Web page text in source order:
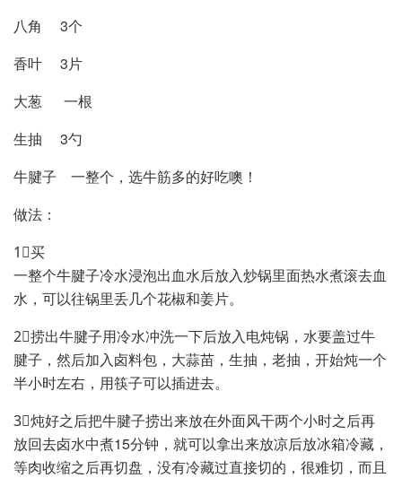
八角 3个
香叶 3片
大葱 一根
生抽 3勺
牛腱子 一整个，选牛筋多的好吃噢！
做法：
1⃣️买
一整个牛腱子冷水浸泡出血水后放入炒锅里面热水煮滚去血
水，可以往锅里丢几个花椒和姜片。
2⃣️捞出牛腱子用冷水冲洗一下后放入电炖锅，水要盖过牛
腱子，然后加入卤料包，大蒜苗，生抽，老抽，开始炖一个
半小时左右，用筷子可以插进去。
3⃣️炖好之后把牛腱子捞出来放在外面风干两个小时之后再
放回去卤水中煮15分钟，就可以拿出来放凉后放冰箱冷藏，
等肉收缩之后再切盘，没有冷藏过直接切的，很难切，而且